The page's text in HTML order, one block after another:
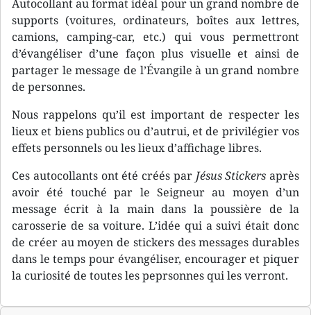
Autocollant au format idéal pour un grand nombre de
supports (voitures, ordinateurs, boîtes aux lettres,
camions, camping-car, etc.) qui vous permettront
d’évangéliser d’une façon plus visuelle et ainsi de
partager le message de l’Évangile à un grand nombre
de personnes.
Nous rappelons qu’il est important de respecter les
lieux et biens publics ou d’autrui, et de privilégier vos
effets personnels ou les lieux d’affichage libres.
Ces autocollants ont été créés par Jésus Stickers après
avoir été touché par le Seigneur au moyen d’un
message écrit à la main dans la poussière de la
carosserie de sa voiture. L’idée qui a suivi était donc
de créer au moyen de stickers des messages durables
dans le temps pour évangéliser, encourager et piquer
la curiosité de toutes les peprsonnes qui les verront.